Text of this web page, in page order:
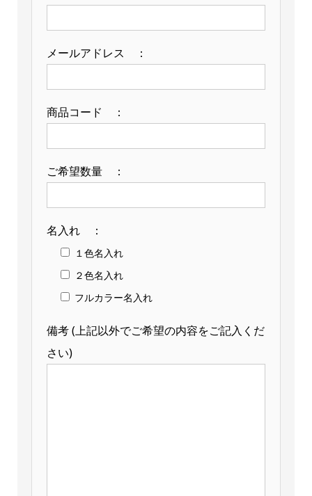
代
個
メールアドレス ：
商品コード ：
ご希望数量 ：
名入れ ：
１色名入れ
２色名入れ
フルカラー名入れ
備考 (上記以外でご希望の内容をご記入くだ
さい)